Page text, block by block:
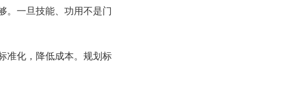
。一旦技能、功用不是门
准化，降低成本。规划标